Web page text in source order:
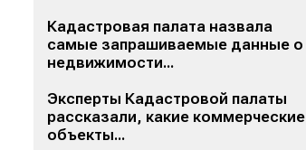
Кадастровая палата назвала
самые запрашиваемые данные о
недвижимости...
Эксперты Кадастровой палаты
рассказали, какие коммерческие
объекты...